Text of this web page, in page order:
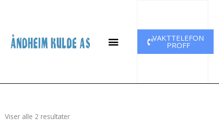
innholdet
VAKTTELEFON
PROFF
Viser alle 2 resultaterSortert